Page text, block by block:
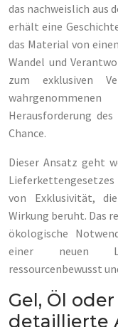
das nachweislich aus
erhält eine
das Material von
Wandel und
zum exklusiven
Herausforderung
Chance.
Dieser Ansatz geht
von Exklusivität,
Wirkung beruht. Das
ökologische
einer neuen
ressourcenbewusst
Gel, Öl
detaillierte